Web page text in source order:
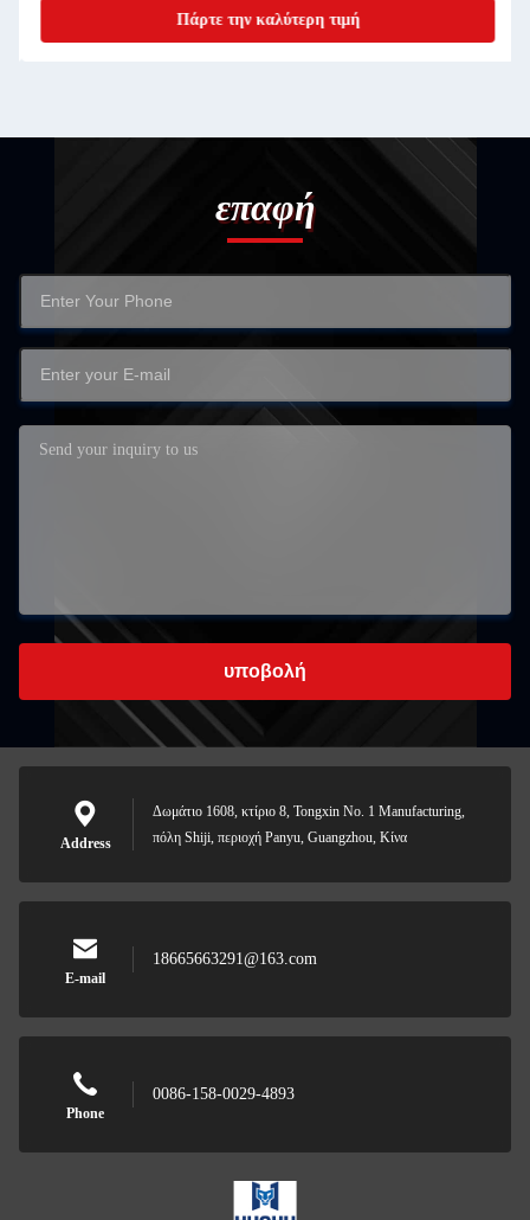
Πάρτε την καλύτερη τιμή
επαφή
υποβολή
Address
Δωμάτιο 1608, κτίριο 8, Tongxin No. 1 Manufacturing,
πόλη Shiji, περιοχή Panyu, Guangzhou, Κίνα
E-mail
18665663291@163.com
Phone
0086-158-0029-4893